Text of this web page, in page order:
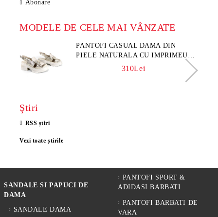
Abonare
MODELE DE CELE MAI VÂNZATE
PANTOFI CASUAL DAMA DIN
PIELE NATURALA CU IMPRIMEU
FLORAL - MODEL LUNA
310Lei
Ştiri
RSS știri
Vezi toate știrile
SANDALE SI PAPUCI DE
DAMA
SANDALE DAMA
PANTOFI SPORT &
ADIDASI BARBATI
PANTOFI BARBATI DE
VARA